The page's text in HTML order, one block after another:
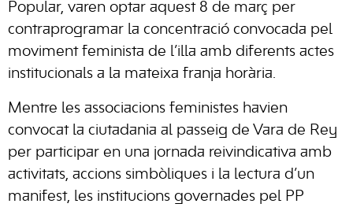
Popular, varen optar aquest 8 de març per
contraprogramar la concentració convocada pel
moviment feminista de l’illa amb diferents actes
institucionals a la mateixa franja horària.
Mentre les associacions feministes havien
convocat la ciutadania al passeig de Vara de Rey
per participar en una jornada reivindicativa amb
activitats, accions simbòliques i la lectura d’un
manifest, les institucions governades pel PP